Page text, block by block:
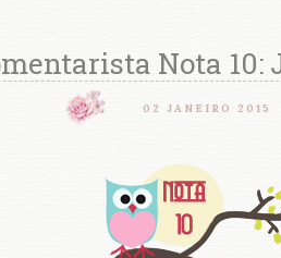
Nota 10:
02 JANEIRO 2015